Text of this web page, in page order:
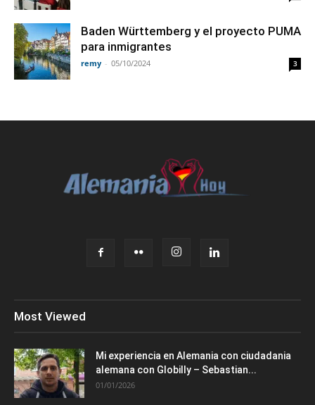
Baden Württemberg y el proyecto PUMA
para inmigrantes
remy - 05/10/2024 3
Most Viewed
Mi experiencia en Alemania con ciudadania
alemana con Globilly – Sebastian...
01/01/2026